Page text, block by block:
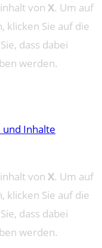
von X. Um auf
klicken Sie auf die
dass dabei
werden.
Inhalte
von X. Um auf
klicken Sie auf die
dass dabei
werden.